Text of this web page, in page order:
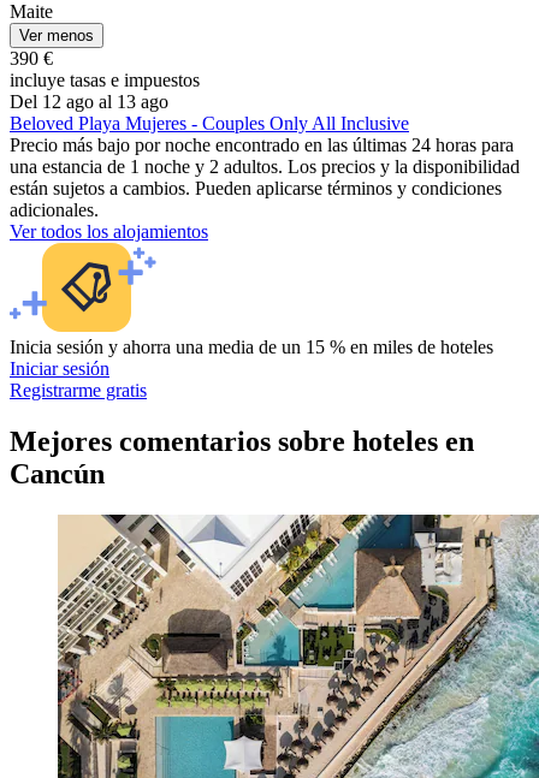
Maite
Ver menos
390 €
incluye tasas e impuestos
Del 12 ago al 13 ago
Beloved Playa Mujeres - Couples Only All Inclusive
Precio más bajo por noche encontrado en las últimas 24 horas para
una estancia de 1 noche y 2 adultos. Los precios y la disponibilidad
están sujetos a cambios. Pueden aplicarse términos y condiciones
adicionales.
Ver todos los alojamientos
Inicia sesión y ahorra una media de un 15 % en miles de hoteles
Iniciar sesión
Registrarme gratis
Mejores comentarios sobre hoteles en
Cancún